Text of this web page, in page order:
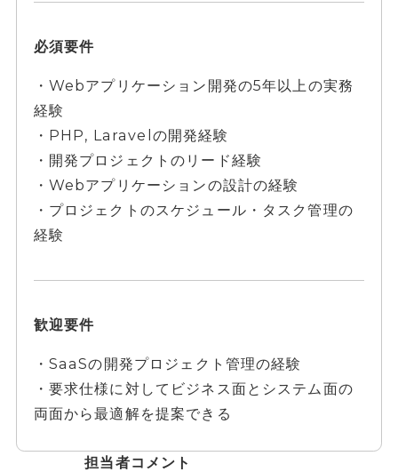
必須要件
・Webアプリケーション開発の5年以上の実務
経験
・PHP, Laravelの開発経験
・開発プロジェクトのリード経験
・Webアプリケーションの設計の経験
・プロジェクトのスケジュール・タスク管理の
経験
歓迎要件
・SaaSの開発プロジェクト管理の経験
・要求仕様に対してビジネス面とシステム面の
両面から最適解を提案できる
担当者コメント